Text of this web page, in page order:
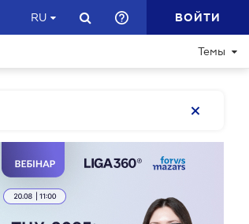
RU ВОЙТИ
Темы